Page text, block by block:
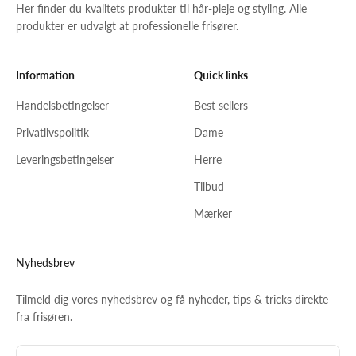
Her finder du kvalitets produkter til hår-pleje og styling. Alle
produkter er udvalgt at professionelle frisører.
Information
Handelsbetingelser
Privatlivspolitik
Leveringsbetingelser
Quick links
Best sellers
Dame
Herre
Tilbud
Mærker
Nyhedsbrev
Tilmeld dig vores nyhedsbrev og få nyheder, tips & tricks direkte
fra frisøren.